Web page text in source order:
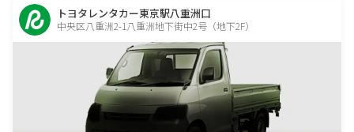
トヨタレンタカー東京駅八重洲口
中央区八重洲2-1八重洲地下街中2号（地下2F）